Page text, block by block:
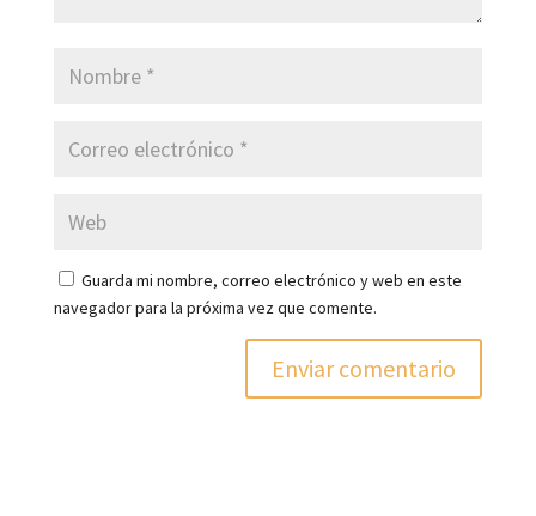
Guarda mi nombre, correo electrónico y web en este
navegador para la próxima vez que comente.